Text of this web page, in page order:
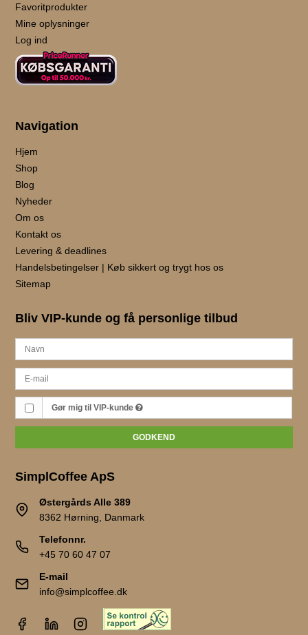
Favoritprodukter
Mine oplysninger
Log ind
Navigation
Hjem
Shop
Blog
Nyheder
Om os
Kontakt os
Levering & deadlines
Handelsbetingelser | Køb sikkert og trygt hos os
Sitemap
Bliv VIP-kunde og få personlige tilbud
Gør mig til VIP-kunde
GODKEND
SimplCoffee ApS
Østergårds Alle 389
8362 Hørning, Danmark
Telefonnr.
+45 70 60 47 07
E-mail
info@simplcoffee.dk